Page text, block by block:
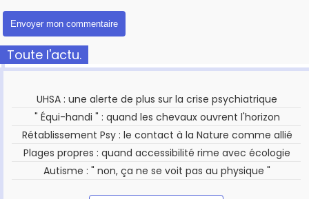
Toute l'actu.
UHSA : une alerte de plus sur la crise psychiatrique
" Équi-handi " : quand les chevaux ouvrent l'horizon
Rétablissement Psy : le contact à la Nature comme allié
Plages propres : quand accessibilité rime avec écologie
Autisme : " non, ça ne se voit pas au physique "